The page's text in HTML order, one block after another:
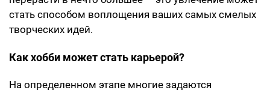
стать способом воплощения ваших самых смелых
творческих идей.
Как хобби может стать карьерой?
На определенном этапе многие задаются